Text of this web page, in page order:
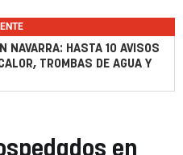
NAVARRA: HASTA 10 AVISOS
TROMBAS DE AGUA Y
en